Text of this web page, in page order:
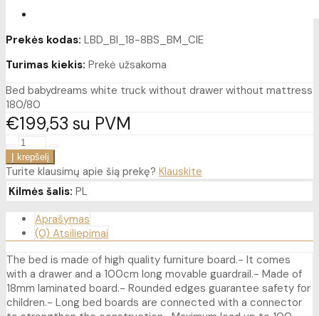
Prekės kodas: LBD_BI_18-8BS_BM_CIE
Turimas kiekis: Prekė užsakoma
Bed babydreams white truck without drawer without mattress
180/80
€19953 su PVM
Turite klausimų apie šią prekę? Klauskite
Kilmės šalis: PL
Aprašymas
(0) Atsiliepimai
The bed is made of high quality furniture board.- It comes
with a drawer and a 100cm long movable guardrail.- Made of
18mm laminated board.- Rounded edges guarantee safety for
children.- Long bed boards are connected with a connector